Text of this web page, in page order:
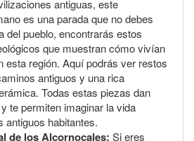
antiguas, este
es una parada que no debes
del pueblo, encontrarás estos
que muestran cómo vivían
esta región. Aquí podrás ver restos
antiguos y una rica
Todas estas piezas dan
te permiten imaginar la vida
antiguos habitantes.
de los Alcornocales: Si eres